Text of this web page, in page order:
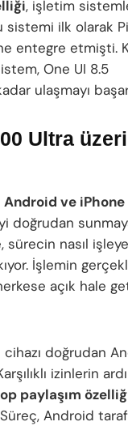
, işletim
sistemi ilk olarak
entegre etmişti.
One UI 8.5
ulaşmayı
Ultra
Android ve iPhone
doğrudan
sürecin nasıl
İşlemin
açık hale
cihazı doğrudan
izinlerin
paylaşım
Android